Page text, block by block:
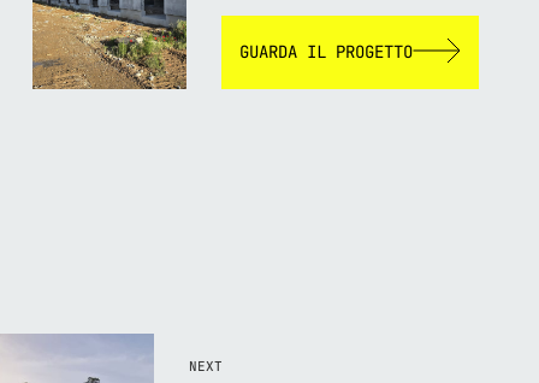
GUARDA IL PROGETTO
NEXT